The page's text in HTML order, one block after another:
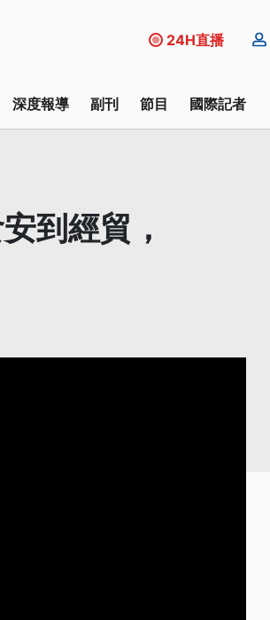
24H直播
深度報導 副刊 節目 國際記者
到經貿，